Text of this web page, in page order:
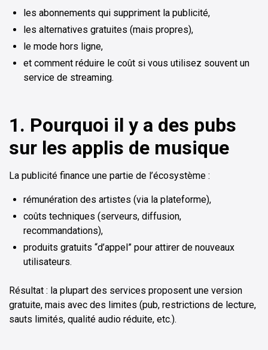
les abonnements qui suppriment la publicité,
les alternatives gratuites (mais propres),
le mode hors ligne,
et comment réduire le coût si vous utilisez souvent un
service de streaming.
1. Pourquoi il y a des pubs
sur les applis de musique
La publicité finance une partie de l’écosystème :
rémunération des artistes (via la plateforme),
coûts techniques (serveurs, diffusion,
recommandations),
produits gratuits “d’appel” pour attirer de nouveaux
utilisateurs.
Résultat : la plupart des services proposent une version
gratuite, mais avec des limites (pub, restrictions de lecture,
sauts limités, qualité audio réduite, etc.).